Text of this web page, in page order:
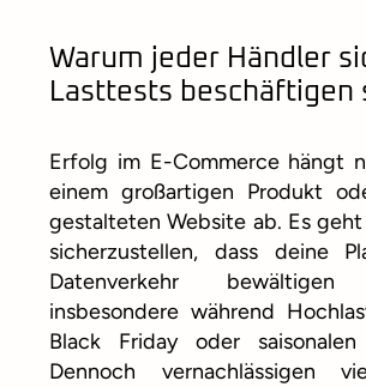
Warum jeder Händler
Lasttests beschäftigen
Erfolg im E-Commerce hängt
einem großartigen Produkt
gestalteten Website ab. Es
sicherzustellen, dass deine
Datenverkehr
insbesondere während
Black Friday oder saisonalen
Dennoch vernachlässigen